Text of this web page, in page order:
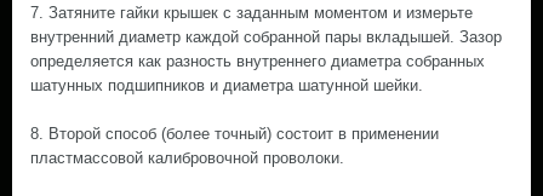
7. Затяните гайки крышек с заданным моментом и измерьте
внутренний диаметр каждой собранной пары вкладышей. Зазор
определяется как разность внутреннего диаметра собранных
шатунных подшипников и диаметра шатунной шейки.
8. Второй способ (более точный) состоит в применении
пластмассовой калибровочной проволоки.